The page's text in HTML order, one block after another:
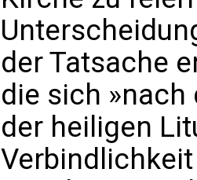
der Tatsache
die sich
der heiligen